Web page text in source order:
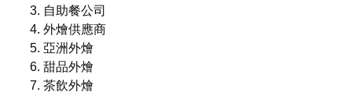
自助餐公司
外燴供應商
亞洲外燴
甜品外燴
茶飲外燴